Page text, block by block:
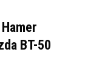
BT-50